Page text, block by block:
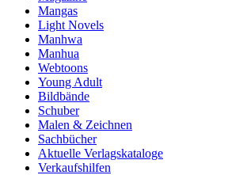
Mangas
Light Novels
Manhwa
Manhua
Webtoons
Young Adult
Bildbände
Schuber
Malen & Zeichnen
Sachbücher
Aktuelle Verlagskataloge
Verkaufshilfen